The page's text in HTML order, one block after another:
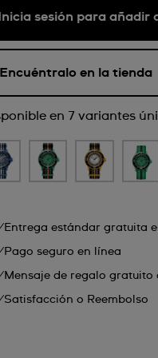
sesión para añadir
Encuéntralo en la tienda
en 7 variantes
Entrega estándar gratuita
Pago seguro en línea
Mensaje de regalo
Satisfacción o Reembolso